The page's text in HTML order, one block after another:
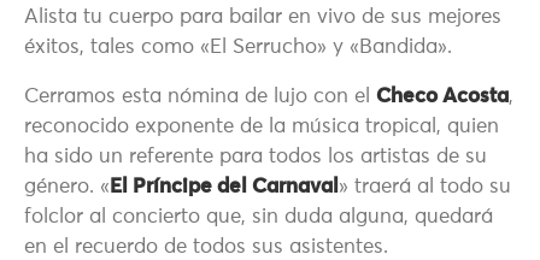
Alista tu cuerpo para bailar en vivo de sus mejores
éxitos, tales como «El Serrucho» y «Bandida».
Cerramos esta nómina de lujo con el Checo Acosta,
reconocido exponente de la música tropical, quien
ha sido un referente para todos los artistas de su
género. « El Príncipe del Carnaval » traerá al todo su
folclor al concierto que, sin duda alguna, quedará
en el recuerdo de todos sus asistentes.